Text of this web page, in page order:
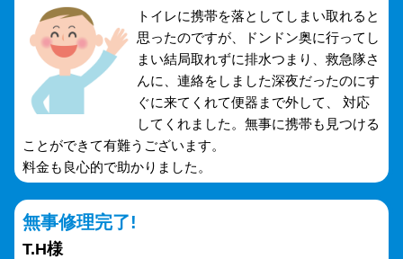
トイレに携帯を落としてしまい取れると
思ったのですが、ドンドン奥に行ってし
まい結局取れずに排水つまり、救急隊さ
んに、連絡をしました深夜だったのにす
ぐに来てくれて便器まで外して、 対応
してくれました。無事に携帯も見つける
ことができて有難うございます。
料金も良心的で助かりました。
無事修理完了!
T.H様